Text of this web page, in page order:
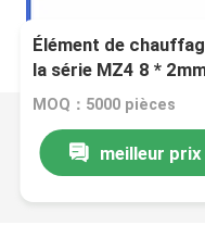
Élément de
la série MZ4 8 *
d'huile Puce à
température positive
MOQ：5000 pièces
meilleur prix